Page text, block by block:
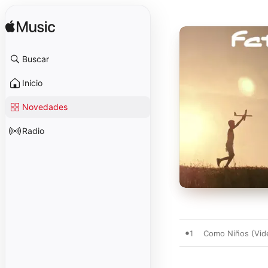
Buscar
Inicio
Novedades
Radio
1 Como Niños